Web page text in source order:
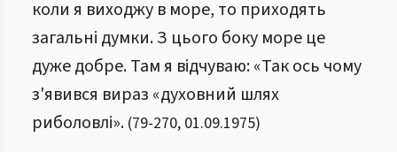
коли я виходжу в море, то приходять
загальні думки. З цього боку море це
дуже добре. Там я відчуваю: «Так ось чому
з'явився вираз «духовний шлях
риболовлі». (79-270, 01.09.1975)